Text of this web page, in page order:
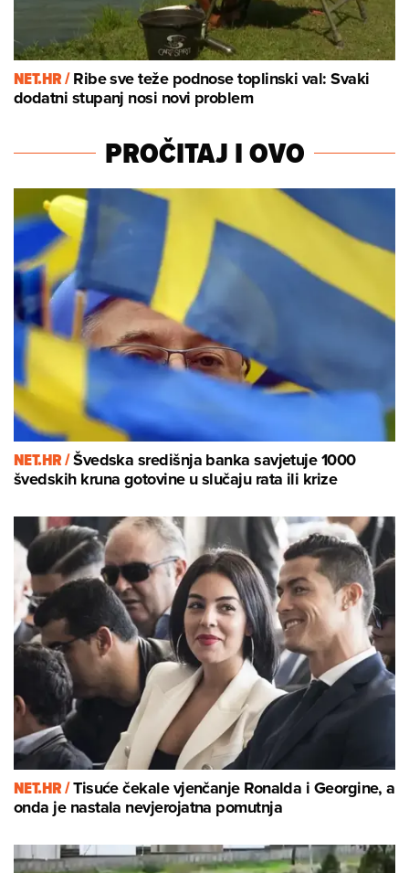
NET.HR /Ribe sve teže podnose toplinski val: Svaki
dodatni stupanj nosi novi problem
PROČITAJ I OVO
NET.HR /Švedska središnja banka savjetuje 1000
švedskih kruna gotovine u slučaju rata ili krize
NET.HR /Tisuće čekale vjenčanje Ronalda i Georgine, a
onda je nastala nevjerojatna pomutnja